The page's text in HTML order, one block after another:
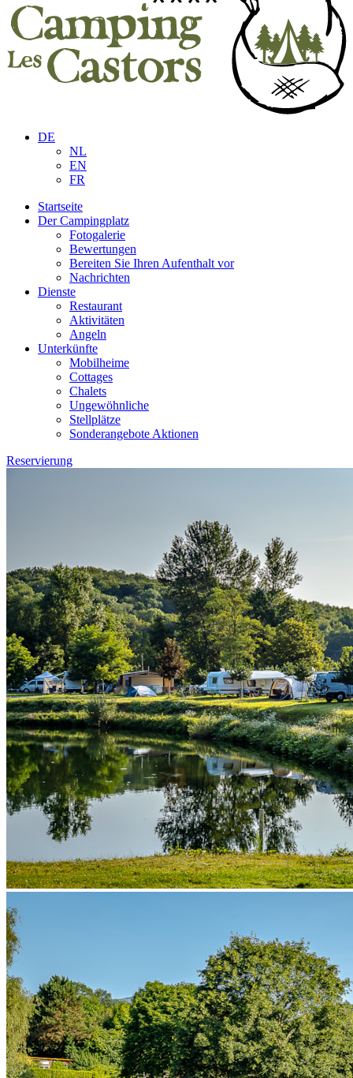
DE
NL
EN
FR
Startseite
Der Campingplatz
Fotogalerie
Bewertungen
Bereiten Sie Ihren Aufenthalt vor
Nachrichten
Dienste
Restaurant
Aktivitäten
Angeln
Unterkünfte
Mobilheime
Cottages
Chalets
Ungewöhnliche
Stellplätze
Sonderangebote Aktionen
Reservierung